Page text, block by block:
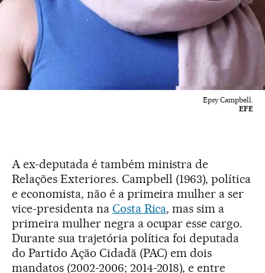
Epsy Campbell.
EFE
A ex-deputada é também ministra de
Relações Exteriores. Campbell (1963), política
e economista, não é a primeira mulher a ser
vice-presidenta na Costa Rica, mas sim a
primeira mulher negra a ocupar esse cargo.
Durante sua trajetória política foi deputada
do Partido Ação Cidadã (PAC) em dois
mandatos (2002-2006; 2014-2018), e entre